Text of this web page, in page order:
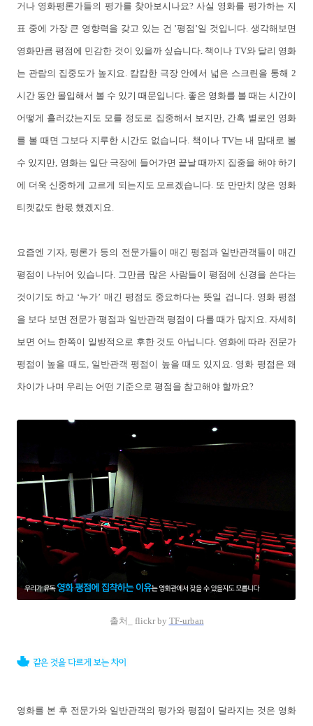
거나 영화평론가들의 평가를 찾아보시나요? 사실 영화를 평가하는 지
표 중에 가장 큰 영향력을 갖고 있는 건 ’평점’일 것입니다. 생각해보면
영화만큼 평점에 민감한 것이 있을까 싶습니다. 책이나 TV와 달리 영화
는 관람의 집중도가 높지요. 캄캄한 극장 안에서 넓은 스크린을 통해 2
시간 동안 몰입해서 볼 수 있기 때문입니다. 좋은 영화를 볼 때는 시간이
어떻게 흘러갔는지도 모를 정도로 집중해서 보지만, 간혹 별로인 영화
를 볼 때면 그보다 지루한 시간도 없습니다. 책이나 TV는 내 맘대로 볼
수 있지만, 영화는 일단 극장에 들어가면 끝날 때까지 집중을 해야 하기
에 더욱 신중하게 고르게 되는지도 모르겠습니다. 또 만만치 않은 영화
티켓값도 한몫 했겠지요.
요즘엔 기자, 평론가 등의 전문가들이 매긴 평점과 일반관객들이 매긴
평점이 나뉘어 있습니다. 그만큼 많은 사람들이 평점에 신경을 쓴다는
것이기도 하고 ‘누가’ 매긴 평점도 중요하다는 뜻일 겁니다. 영화 평점
을 보다 보면 전문가 평점과 일반관객 평점이 다를 때가 많지요. 자세히
보면 어느 한쪽이 일방적으로 후한 것도 아닙니다. 영화에 따라 전문가
평점이 높을 때도, 일반관객 평점이 높을 때도 있지요. 영화 평점은 왜
차이가 나며 우리는 어떤 기준으로 평점을 참고해야 할까요?
출처_ flickr by TF-urban
영화를 본 후 전문가와 일반관객의 평가와 평점이 달라지는 것은 영화